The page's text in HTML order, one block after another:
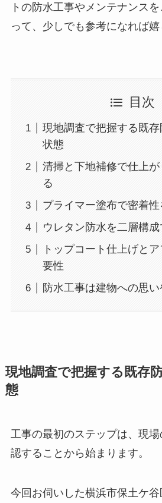
トの防水工事やメンテナンス
って、少しでも参考になれば嬉
目次
現地調査で把握する既
状態
清掃と下地補修で仕上
る
プライマー塗布で密着
ウレタン防水を二層構
トップコート仕上げと
要性
防水工事は建物への思い
現地調査で把握する既存
態
工事の最初のステップは、現
認することから始まります。
今回お伺いした横浜市保土ケ